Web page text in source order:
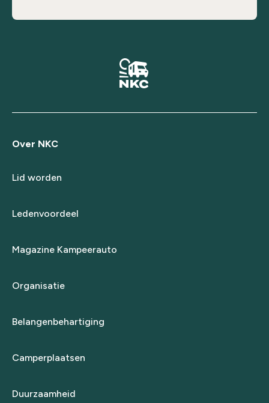
Over NKC
Lid worden
Ledenvoordeel
Magazine Kampeerauto
Organisatie
Belangenbehartiging
Camperplaatsen
Duurzaamheid